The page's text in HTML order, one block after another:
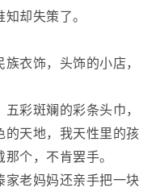
却失策了。
衣饰，头饰的小店，
彩斑斓的彩条头巾，
的天地，我天性里的孩
个，不肯罢手。
家老妈妈还亲手把一块